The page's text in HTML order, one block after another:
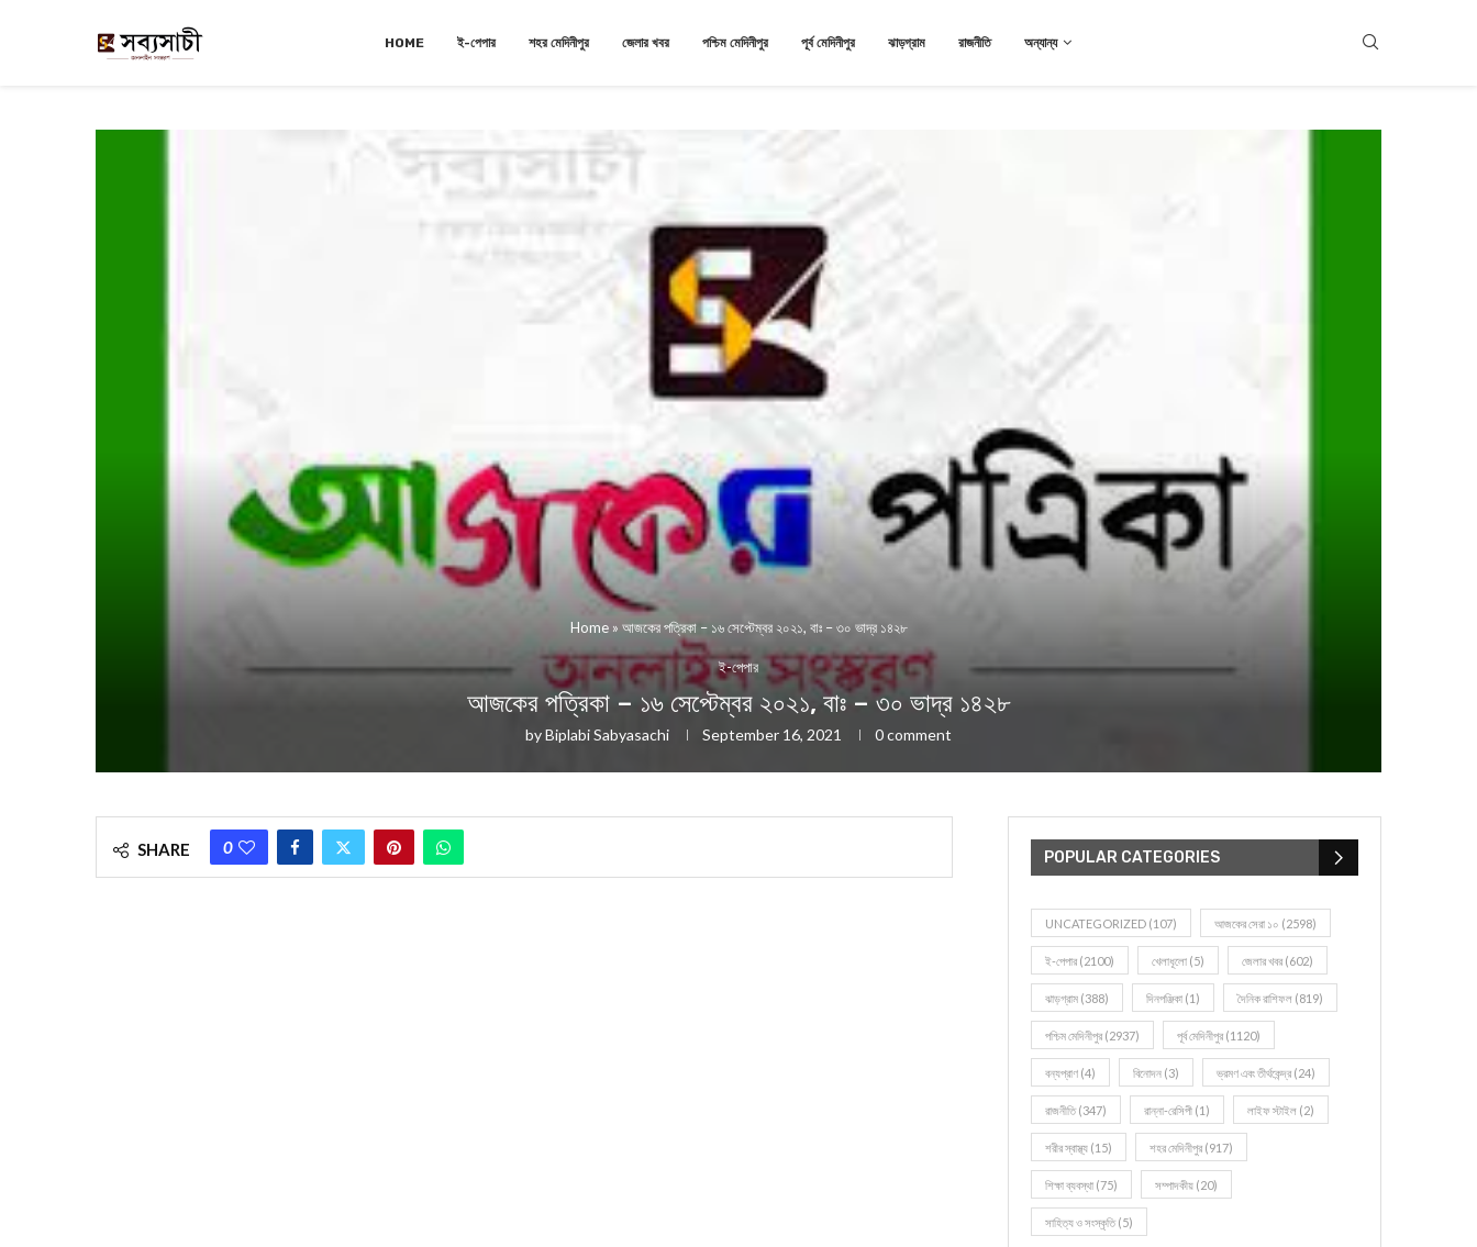
HOME ই-পেপার শহর মেদিনীপুর জেলার খবর পশ্চিম মেদিনীপুর পূর্ব মেদিনীপুর ঝাড়গ্রাম রাজনীতি অন্যান্য
Home» আজকের পত্রিকা – ১৬ সেপ্টেম্বর ২০২১, বাঃ – ৩০ ভাদ্র ১৪২৮
ই-পেপার
আজকের পত্রিকা – ১৬ সেপ্টেম্বর ২০২১, বাঃ – ৩০ ভাদ্র ১৪২৮
byBiplabi Sabyasachi September 16, 2021 0 comment
SHARE 0
POPULAR CATEGORIES
UNCATEGORIZED (107) আজকের সেরা ১০ (2598)
ই-পেপার (2100) খেলাধূলো (5) জেলার খবর (602)
ঝাড়গ্রাম (388) দিনপঞ্জিকা (1) দৈনিক রাশিফল (819)
পশ্চিম মেদিনীপুর (2937) পূর্ব মেদিনীপুর (1120)
বন্যপ্রাণ (4) বিনোদন (3) ভ্রমণ এবং তীর্থকেন্দ্র (24)
রাজনীতি(347) রান্না-রেসিপী (1) লাইফ স্টাইল (2)
শরীর স্বাস্থ্য (15) শহর মেদিনীপুর (917)
শিক্ষা ব্যবস্থা (75) সম্পাদকীয় (20)
সাহিত্য ও সংস্কৃতি(5)